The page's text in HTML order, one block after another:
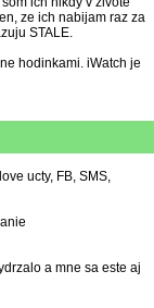
ze ich nabijam raz za
STALE.
hodinkami. iWatch je
ucty, FB, SMS,
a mne sa este aj